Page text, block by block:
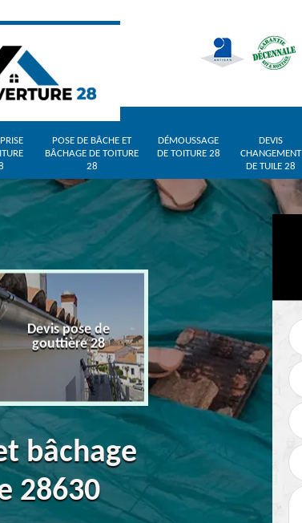
POSE DE BÂCHE ET
BÂCHAGE DE TOITURE
28
DÉMOUSSAGE
DE TOITURE 28
DEVIS
CHANGEMENT
DE TUILE 28
Devis pose de
gouttière 28
Devis zingueur 28
bâchage
28630